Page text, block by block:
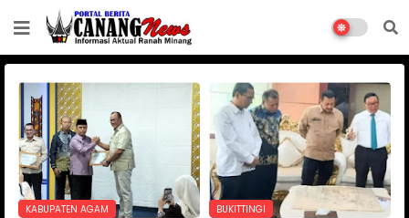
KABUPATEN AGAM BUKITTINGI